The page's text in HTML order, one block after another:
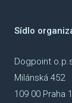
Sídlo
Dogpoint
Milánská 452
109 00 Praha